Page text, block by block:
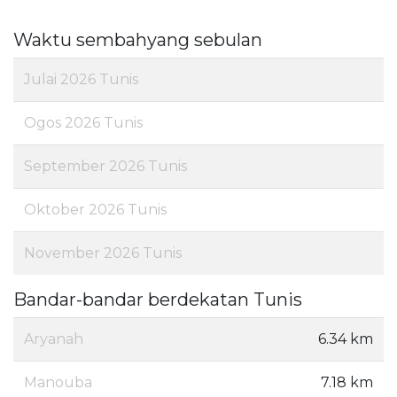
Waktu sembahyang sebulan
Julai 2026 Tunis
Ogos 2026 Tunis
September 2026 Tunis
Oktober 2026 Tunis
November 2026 Tunis
Bandar-bandar berdekatan Tunis
Aryanah 6.34 km
Manouba 7.18 km